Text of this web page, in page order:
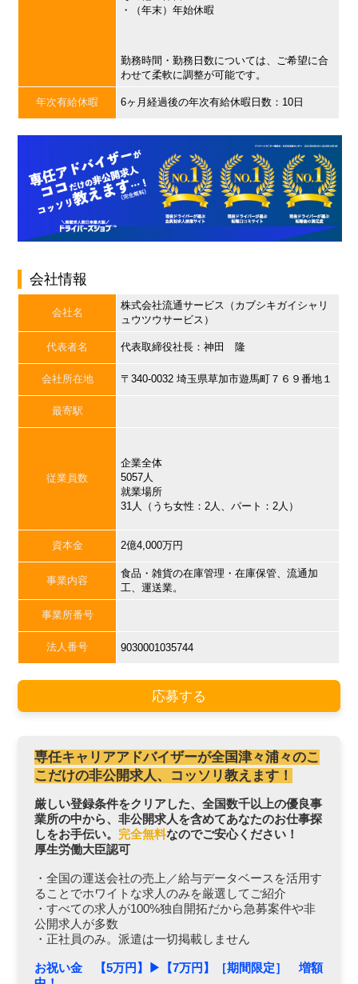
・（年末）年始休暇
勤務時間・勤務日数については、ご希望に合
わせて柔軟に調整が可能です。
年次有給休暇 6ヶ月経過後の年次有給休暇日数：10日
会社情報
会社名
株式会社流通サービス（カブシキガイシャリ
ュウツウサービス）
代表者名 代表取締役社長：神田 隆
会社所在地 〒340-0032 埼玉県草加市遊馬町７６９番地１
最寄駅
従業員数
企業全体
5057人
就業場所
31人（うち女性：2人、パート：2人）
資本金 2億4,000万円
事業内容
食品・雑貨の在庫管理・在庫保管、流通加
工、運送業。
事業所番号
法人番号 9030001035744
応募する
専任キャリアアドバイザーが全国津々浦々のこ
こだけの非公開求人、コッソリ教えます！
厳しい登録条件をクリアした、全国数千以上の優良事
業所の中から、非公開求人を含めてあなたのお仕事探
しをお手伝い。 完全無料なのでご安心ください！
厚生労働大臣認可
・全国の運送会社の売上／給与データベースを活用す
ることでホワイトな求人のみを厳選してご紹介
・すべての求人が100%独自開拓だから急募案件や非
公開求人が多数
・正社員のみ。派遣は一切掲載しません
お祝い金 【5万円】▶︎【7万円】［期間限定］ 増額